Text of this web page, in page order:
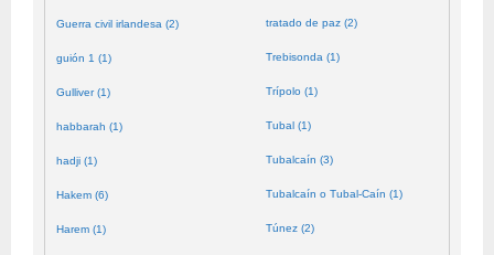
Guerra civil irlandesa (2)
guión 1 (1)
Gulliver (1)
habbarah (1)
hadji (1)
Hakem (6)
Harem (1)
tratado de paz (2)
Trebisonda (1)
Trípolo (1)
Tubal (1)
Tubalcaín (3)
Tubalcaín o Tubal-Caín (1)
Túnez (2)